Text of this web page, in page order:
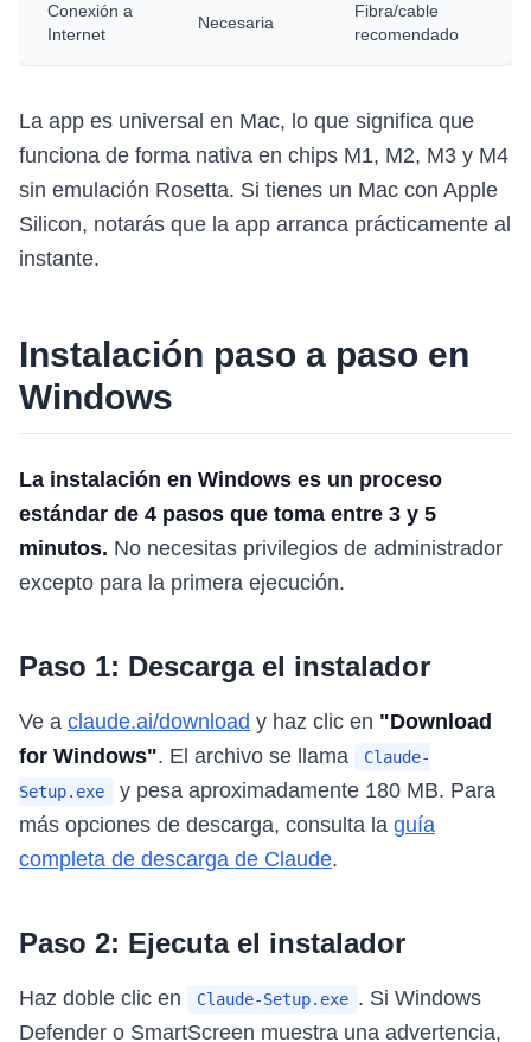
Conexión a
Internet
Necesaria
Fibra/cable
recomendado
La app es universal en Mac, lo que significa que
funciona de forma nativa en chips M1, M2, M3 y M4
sin emulación Rosetta. Si tienes un Mac con Apple
Silicon, notarás que la app arranca prácticamente al
instante.
Instalación paso a paso en
Windows
La instalación en Windows es un proceso
estándar de 4 pasos que toma entre 3 y 5
minutos. No necesitas privilegios de administrador
excepto para la primera ejecución.
Paso 1: Descarga el instalador
Ve a claude.ai/download y haz clic en "Download
for Windows". El archivo se llama
Claude-
Setup.exe
y pesa aproximadamente 180 MB. Para
más opciones de descarga, consulta la guía
completa de descarga de Claude.
Paso 2: Ejecuta el instalador
Haz doble clic en Claude-Setup.exe . Si Windows
Defender o SmartScreen muestra una advertencia,